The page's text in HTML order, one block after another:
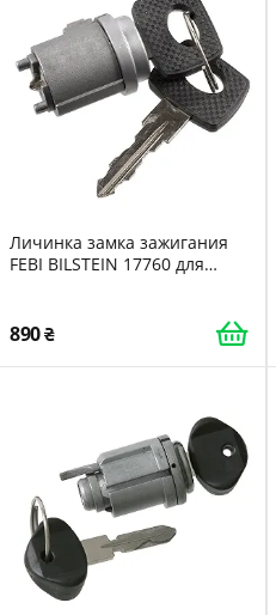
Личинка замка зажигания
FEBI BILSTEIN 17760 для
890